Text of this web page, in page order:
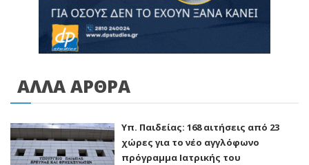
ΑΛΛΑ ΑΡΘΡΑ
Υπ. Παιδείας: 168 αιτήσεις από 23
χώρες για το νέο αγγλόφωνο
πρόγραμμα Ιατρικής του